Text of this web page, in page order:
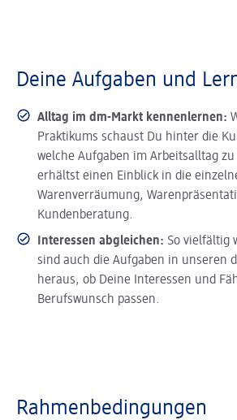
Deine Aufgaben und
Alltag im dm-Markt kennenlernen:
Praktikums schaust Du hinter die
welche Aufgaben im Arbeitsalltag
erhältst einen Einblick in die
Warenverräumung,
Kundenberatung.
Interessen abgleichen: So vielfältig
sind auch die Aufgaben in unseren
heraus, ob Deine Interessen und
Berufswunsch passen.
Rahmenbedingungen